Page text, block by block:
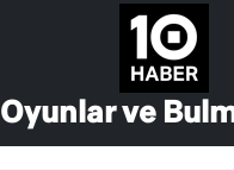
Oyunlar ve